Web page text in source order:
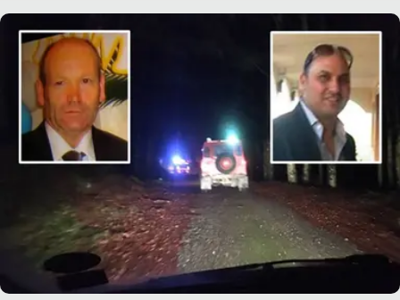
App
ANDROID
APPLE